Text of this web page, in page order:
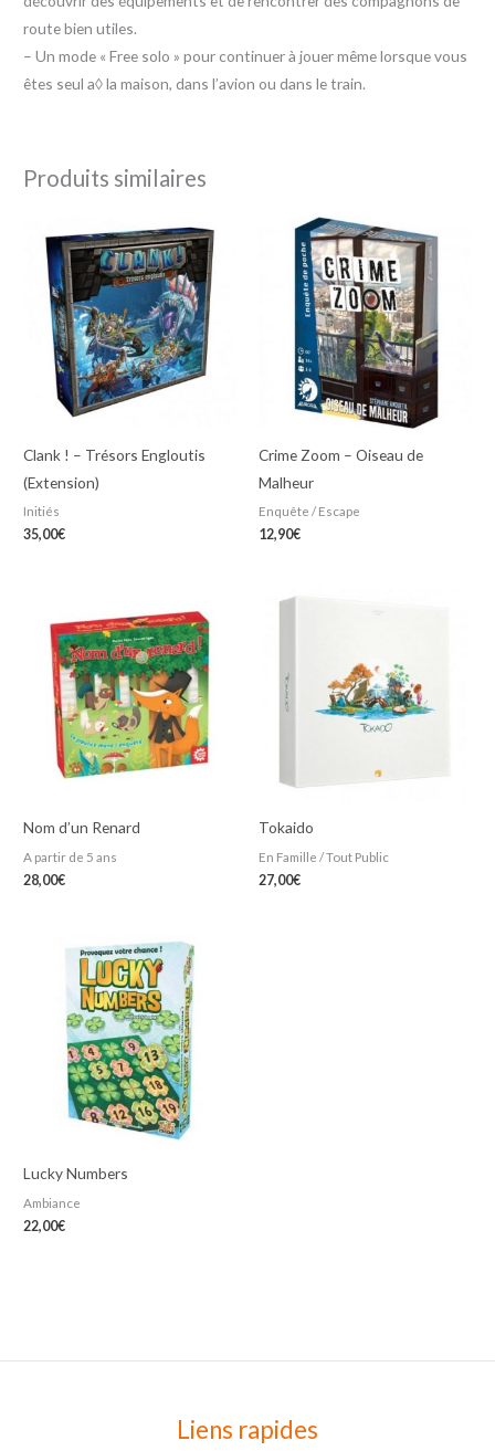
route bien utiles.
– Un mode « Free solo » pour continuer à jouer même lorsque vous
êtes seul a◊ la maison, dans l’avion ou dans le train.
Produits similaires
Clank ! – Trésors Engloutis
(Extension)
Initiés
35,00€
Crime Zoom – Oiseau de
Malheur
Enquête / Escape
12,90€
Nom d’un Renard
A partir de 5 ans
28,00€
Tokaido
En Famille / Tout Public
27,00€
Lucky Numbers
Ambiance
22,00€
Liens rapides